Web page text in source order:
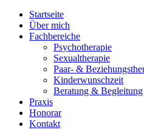
Startseite
Über mich
Fachbereiche
Psychotherapie
Sexualtherapie
Paar- &
Kinderwunschzeit
Beratung & Begleitung
Praxis
Honorar
Kontakt